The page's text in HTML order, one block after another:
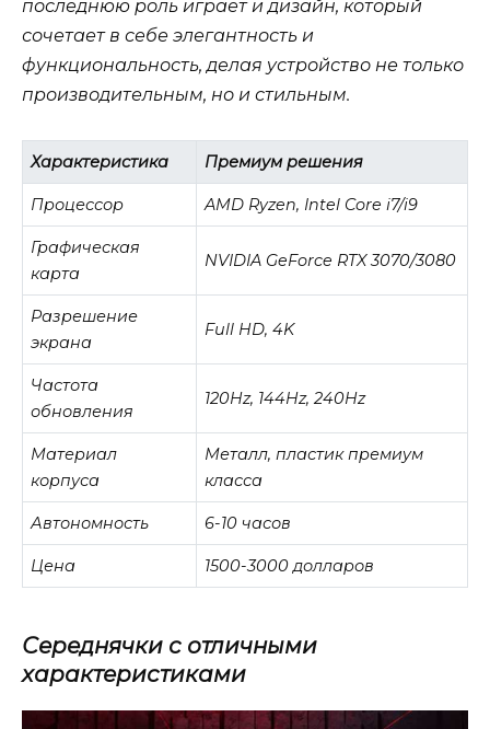
последнюю роль играет и дизайн, который
сочетает в себе элегантность и
функциональность, делая устройство не только
производительным, но и стильным.
Характеристика Премиум решения
Процессор AMD Ryzen, Intel Core i7/i9
Графическая
карта
NVIDIA GeForce RTX 3070/3080
Разрешение
экрана
Full HD, 4K
Частота
обновления
120Hz, 144Hz, 240Hz
Материал
корпуса
Металл, пластик премиум
класса
Автономность 6-10 часов
Цена 1500-3000 долларов
Середнячки с отличными
характеристиками